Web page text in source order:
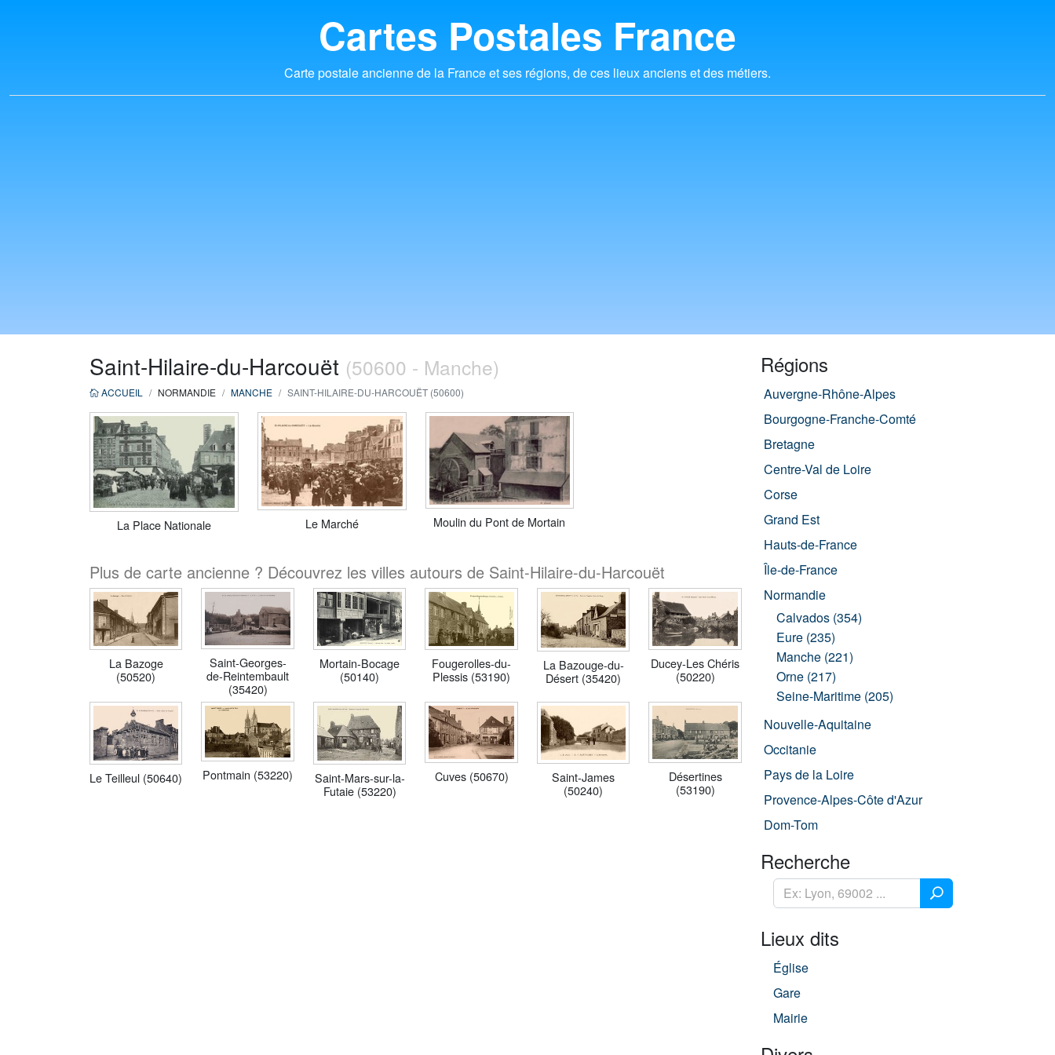
Cartes Postales France
Carte postale ancienne de la France et ses régions, de ces lieux anciens et des métiers.
Saint-Hilaire-du-Harcouët (50600 - Manche)
ACCUEIL NORMANDIE MANCHE SAINT-HILAIRE-DU-HARCOUËT (50600)
La Place Nationale Le Marché Moulin du Pont de Mortain
Plus de carte ancienne ? Découvrez les villes autours de Saint-Hilaire-du-Harcouët
La Bazoge
(50520)
Saint-Georges-
de-Reintembault
(35420)
Mortain-Bocage
(50140)
Fougerolles-du-
Plessis (53190)
La Bazouge-du-
Désert (35420)
Ducey-Les Chéris
(50220)
Le Teilleul (50640) Pontmain (53220)
Saint-Mars-sur-la-
Futaie (53220)
Cuves (50670)
Saint-James
(50240)
Désertines
(53190)
Régions
Auvergne-Rhône-Alpes
Bourgogne-Franche-Comté
Bretagne
Centre-Val de Loire
Corse
Grand Est
Hauts-de-France
Île-de-France
Normandie
Calvados (354)
Eure (235)
Manche (221)
Orne (217)
Seine-Maritime (205)
Nouvelle-Aquitaine
Occitanie
Pays de la Loire
Provence-Alpes-Côte d'Azur
Dom-Tom
Recherche
Lieux dits
Église
Gare
Mairie